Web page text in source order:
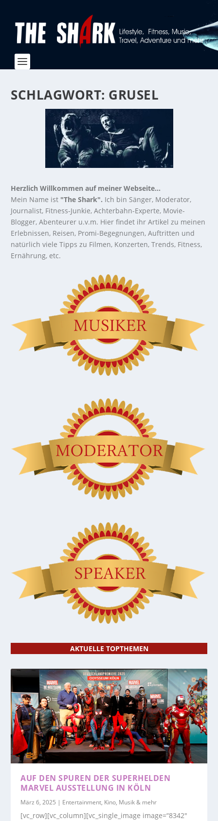
SCHLAGWORT: GRUSEL
Herzlich Willkommen auf meiner Webseite...
Mein Name ist "The Shark". Ich bin Sänger, Moderator,
Journalist, Fitness-Junkie, Achterbahn-Experte, Movie-
Blogger, Abenteurer u.v.m. Hier findet ihr Artikel zu meinen
Erlebnissen, Reisen, Promi-Begegnungen, Auftritten und
natürlich viele Tipps zu Filmen, Konzerten, Trends, Fitness,
Ernährung, etc.
AKTUELLE TOPTHEMEN
AUF DEN SPUREN DER SUPERHELDEN
MARVEL AUSSTELLUNG IN KÖLN
März 6, 2025 | Entertainment, Kino, Musik & mehr
[vc_row][vc_column][vc_single_image image=“8342″